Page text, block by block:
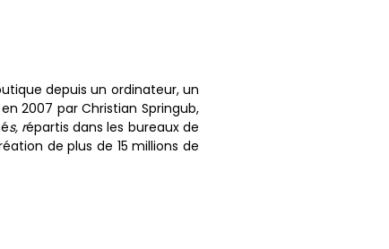
depuis un ordinateur, un
2007 par Christian Springub,
s, répartis dans les bureaux de
de plus de 15 millions de